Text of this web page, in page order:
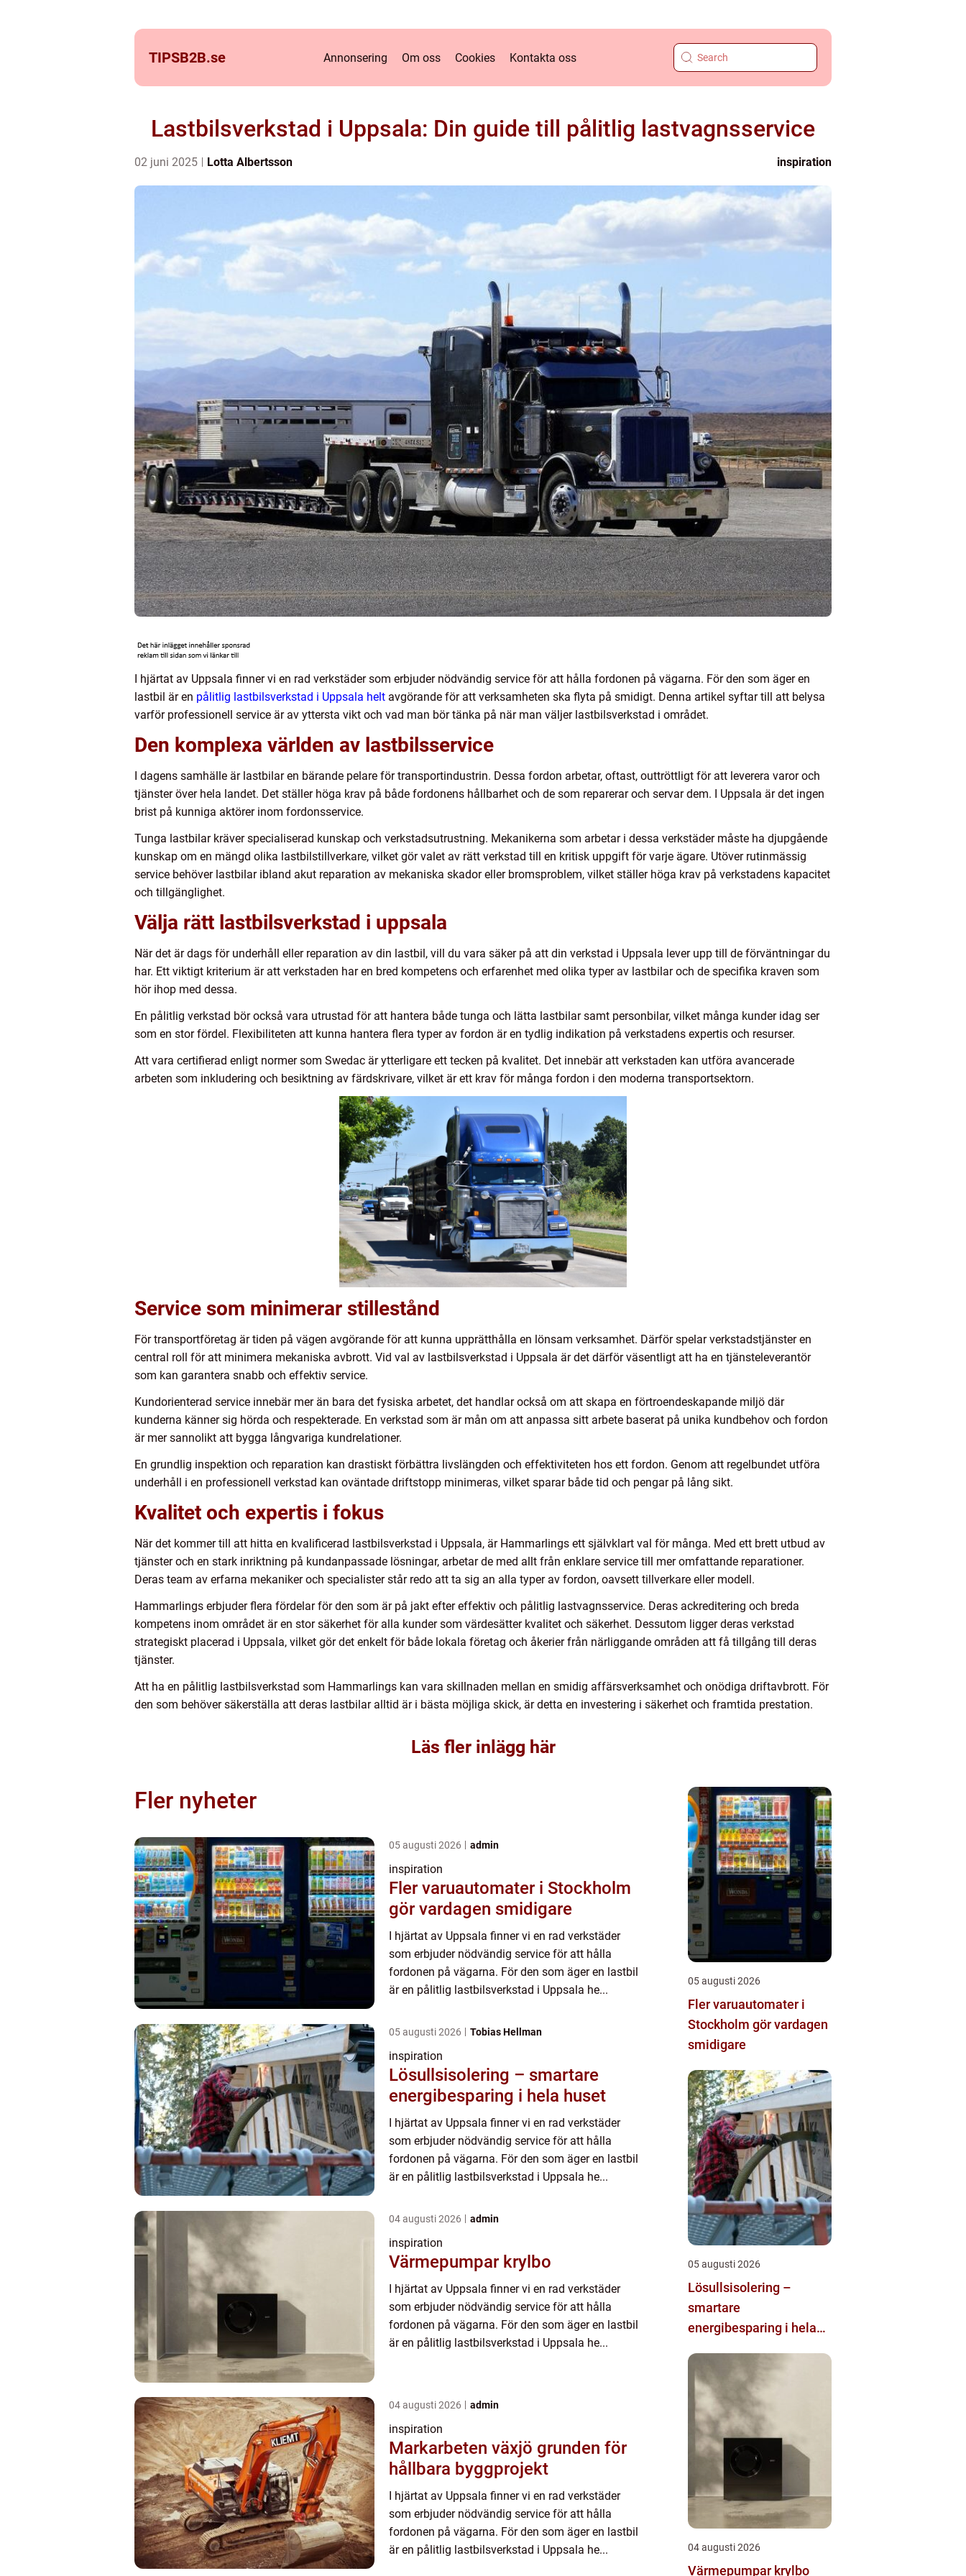
TIPSB2B.se Annonsering Om oss Cookies Kontakta oss
Lastbilsverkstad i Uppsala: Din guide till pålitlig lastvagnsservice
02 juni 2025 Lotta Albertsson inspiration
I hjärtat av Uppsala finner vi en rad verkstäder som erbjuder nödvändig service för att hålla fordonen på vägarna. För den som äger en
lastbil är en pålitlig lastbilsverkstad i Uppsala helt avgörande för att verksamheten ska flyta på smidigt. Denna artikel syftar till att belysa
varför professionell service är av yttersta vikt och vad man bör tänka på när man väljer lastbilsverkstad i området.
Den komplexa världen av lastbilsservice
I dagens samhälle är lastbilar en bärande pelare för transportindustrin. Dessa fordon arbetar, oftast, outtröttligt för att leverera varor och
tjänster över hela landet. Det ställer höga krav på både fordonens hållbarhet och de som reparerar och servar dem. I Uppsala är det ingen
brist på kunniga aktörer inom fordonsservice.
Tunga lastbilar kräver specialiserad kunskap och verkstadsutrustning. Mekanikerna som arbetar i dessa verkstäder måste ha djupgående
kunskap om en mängd olika lastbilstillverkare, vilket gör valet av rätt verkstad till en kritisk uppgift för varje ägare. Utöver rutinmässig
service behöver lastbilar ibland akut reparation av mekaniska skador eller bromsproblem, vilket ställer höga krav på verkstadens kapacitet
och tillgänglighet.
Välja rätt lastbilsverkstad i uppsala
När det är dags för underhåll eller reparation av din lastbil, vill du vara säker på att din verkstad i Uppsala lever upp till de förväntningar du
har. Ett viktigt kriterium är att verkstaden har en bred kompetens och erfarenhet med olika typer av lastbilar och de specifika kraven som
hör ihop med dessa.
En pålitlig verkstad bör också vara utrustad för att hantera både tunga och lätta lastbilar samt personbilar, vilket många kunder idag ser
som en stor fördel. Flexibiliteten att kunna hantera flera typer av fordon är en tydlig indikation på verkstadens expertis och resurser.
Att vara certifierad enligt normer som Swedac är ytterligare ett tecken på kvalitet. Det innebär att verkstaden kan utföra avancerade
arbeten som inkludering och besiktning av färdskrivare, vilket är ett krav för många fordon i den moderna transportsektorn.
Service som minimerar stillestånd
För transportföretag är tiden på vägen avgörande för att kunna upprätthålla en lönsam verksamhet. Därför spelar verkstadstjänster en
central roll för att minimera mekaniska avbrott. Vid val av lastbilsverkstad i Uppsala är det därför väsentligt att ha en tjänsteleverantör
som kan garantera snabb och effektiv service.
Kundorienterad service innebär mer än bara det fysiska arbetet, det handlar också om att skapa en förtroendeskapande miljö där
kunderna känner sig hörda och respekterade. En verkstad som är mån om att anpassa sitt arbete baserat på unika kundbehov och fordon
är mer sannolikt att bygga långvariga kundrelationer.
En grundlig inspektion och reparation kan drastiskt förbättra livslängden och effektiviteten hos ett fordon. Genom att regelbundet utföra
underhåll i en professionell verkstad kan oväntade driftstopp minimeras, vilket sparar både tid och pengar på lång sikt.
Kvalitet och expertis i fokus
När det kommer till att hitta en kvalificerad lastbilsverkstad i Uppsala, är Hammarlings ett självklart val för många. Med ett brett utbud av
tjänster och en stark inriktning på kundanpassade lösningar, arbetar de med allt från enklare service till mer omfattande reparationer.
Deras team av erfarna mekaniker och specialister står redo att ta sig an alla typer av fordon, oavsett tillverkare eller modell.
Hammarlings erbjuder flera fördelar för den som är på jakt efter effektiv och pålitlig lastvagnsservice. Deras ackreditering och breda
kompetens inom området är en stor säkerhet för alla kunder som värdesätter kvalitet och säkerhet. Dessutom ligger deras verkstad
strategiskt placerad i Uppsala, vilket gör det enkelt för både lokala företag och åkerier från närliggande områden att få tillgång till deras
tjänster.
Att ha en pålitlig lastbilsverkstad som Hammarlings kan vara skillnaden mellan en smidig affärsverksamhet och onödiga driftavbrott. För
den som behöver säkerställa att deras lastbilar alltid är i bästa möjliga skick, är detta en investering i säkerhet och framtida prestation.
Läs fler inlägg här
Fler nyheter
05 augusti 2026 admin
inspiration
Fler varuautomater i Stockholm
gör vardagen smidigare
I hjärtat av Uppsala finner vi en rad verkstäder
som erbjuder nödvändig service för att hålla
fordonen på vägarna. För den som äger en lastbil
är en pålitlig lastbilsverkstad i Uppsala he...
05 augusti 2026 Tobias Hellman
inspiration
Lösullsisolering – smartare
energibesparing i hela huset
I hjärtat av Uppsala finner vi en rad verkstäder
som erbjuder nödvändig service för att hålla
fordonen på vägarna. För den som äger en lastbil
är en pålitlig lastbilsverkstad i Uppsala he...
04 augusti 2026 admin
inspiration
Värmepumpar krylbo
I hjärtat av Uppsala finner vi en rad verkstäder
som erbjuder nödvändig service för att hålla
fordonen på vägarna. För den som äger en lastbil
är en pålitlig lastbilsverkstad i Uppsala he...
04 augusti 2026 admin
inspiration
Markarbeten växjö grunden för
hållbara byggprojekt
I hjärtat av Uppsala finner vi en rad verkstäder
som erbjuder nödvändig service för att hålla
fordonen på vägarna. För den som äger en lastbil
är en pålitlig lastbilsverkstad i Uppsala he...
05 augusti 2026
Fler varuautomater i
Stockholm gör vardagen
smidigare
05 augusti 2026
Lösullsisolering –
smartare
energibesparing i hela
04 augusti 2026
Värmepumpar krylbo